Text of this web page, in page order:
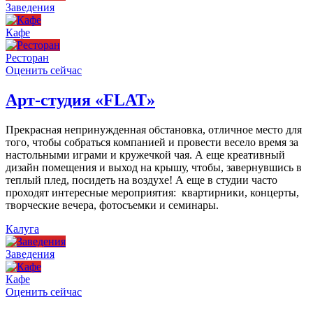
Заведения
Кафе
Ресторан
Оценить сейчас
Арт-студия «FLAT»
Прекрасная непринужденная обстановка, отличное место для
того, чтобы собраться компанией и провести весело время за
настольными играми и кружечкой чая. А еще креативный
дизайн помещения и выход на крышу, чтобы, завернувшись в
теплый плед, посидеть на воздухе! А еще в студии часто
проходят интересные мероприятия: квартирники, концерты,
творческие вечера, фотосъемки и семинары.
Калуга
Заведения
Кафе
Оценить сейчас